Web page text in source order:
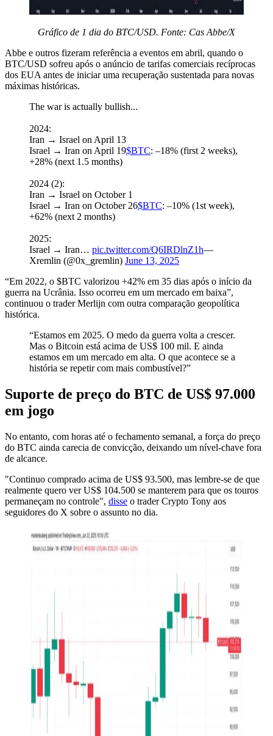
Gráfico de 1 dia do BTC/USD. Fonte: Cas Abbe/X
Abbe e outros fizeram referência a eventos em abril, quando o
BTC/USD sofreu após o anúncio de tarifas comerciais recíprocas
dos EUA antes de iniciar uma recuperação sustentada para novas
máximas históricas.
The war is actually bullish...
2024:
Iran → Israel on April 13
Israel → Iran on April 19$BTC: –18% (first 2 weeks),
+28% (next 1.5 months)
2024 (2):
Iran → Israel on October 1
Israel → Iran on October 26$BTC: –10% (1st week),
+62% (next 2 months)
2025:
Israel → Iran… pic.twitter.com/Q6IRDlnZ1h—
Xremlin (@0x_gremlin) June 13, 2025
“Em 2022, o $BTC valorizou +42% em 35 dias após o início da
guerra na Ucrânia. Isso ocorreu em um mercado em baixa”,
continuou o trader Merlijn com outra comparação geopolítica
histórica.
“Estamos em 2025. O medo da guerra volta a crescer.
Mas o Bitcoin está acima de US$ 100 mil. E ainda
estamos em um mercado em alta. O que acontece se a
história se repetir com mais combustível?”
Suporte de preço do BTC de US$ 97.000
em jogo
No entanto, com horas até o fechamento semanal, a força do preço
do BTC ainda carecia de convicção, deixando um nível-chave fora
de alcance.
"Continuo comprado acima de US$ 93.500, mas lembre-se de que
realmente quero ver US$ 104.500 se manterem para que os touros
permaneçam no controle", disse o trader Crypto Tony aos
seguidores do X sobre o assunto no dia.